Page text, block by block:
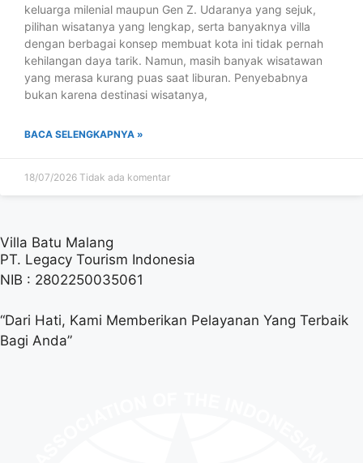
keluarga milenial maupun Gen Z. Udaranya yang sejuk,
pilihan wisatanya yang lengkap, serta banyaknya villa
dengan berbagai konsep membuat kota ini tidak pernah
kehilangan daya tarik. Namun, masih banyak wisatawan
yang merasa kurang puas saat liburan. Penyebabnya
bukan karena destinasi wisatanya,
BACA SELENGKAPNYA »
18/07/2026 Tidak ada komentar
Villa Batu Malang
PT. Legacy Tourism Indonesia
NIB : 2802250035061
“Dari Hati, Kami Memberikan Pelayanan Yang Terbaik
Bagi Anda”